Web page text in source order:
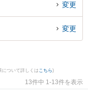
トラブルを今すぐに弁護士
実績豊富な近くの弁護士を
律相談できる岐阜県内の弁
変更
変更
について詳しくは こちら)
13件中 1-13件を表示